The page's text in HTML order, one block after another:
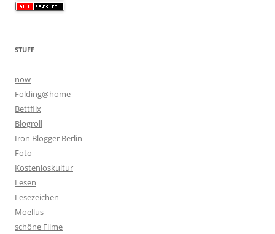
STUFF
now
Folding@home
Bettflix
Blogroll
Iron Blogger Berlin
Foto
Kostenloskultur
Lesen
Lesezeichen
Moellus
schöne Filme